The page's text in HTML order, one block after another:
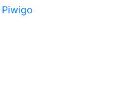
Piwigo